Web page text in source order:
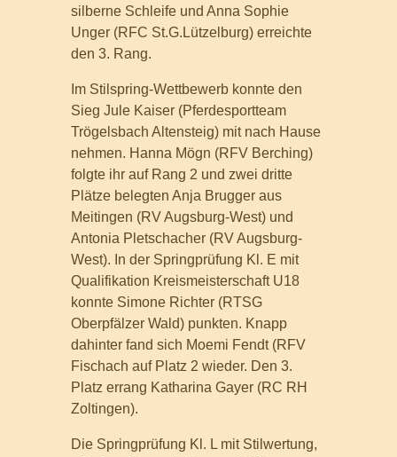
silberne Schleife und Anna Sophie
Unger (RFC St.G.Lützelburg) erreichte
den 3. Rang.
Im Stilspring-Wettbewerb konnte den
Sieg Jule Kaiser (Pferdesportteam
Trögelsbach Altensteig) mit nach Hause
nehmen. Hanna Mögn (RFV Berching)
folgte ihr auf Rang 2 und zwei dritte
Plätze belegten Anja Brugger aus
Meitingen (RV Augsburg-West) und
Antonia Pletschacher (RV Augsburg-
West). In der Springprüfung Kl. E mit
Qualifikation Kreismeisterschaft U18
konnte Simone Richter (RTSG
Oberpfälzer Wald) punkten. Knapp
dahinter fand sich Moemi Fendt (RFV
Fischach auf Platz 2 wieder. Den 3.
Platz errang Katharina Gayer (RC RH
Zoltingen).
Die Springprüfung Kl. L mit Stilwertung,